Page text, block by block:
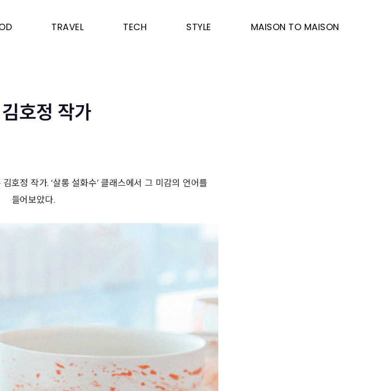
TRAVEL TECH STYLE MAISON TO MAISON
호정 작가
호정 작가. ‘살롱 설화수’ 클래스에서 그 미감의 언어를
들어보았다.